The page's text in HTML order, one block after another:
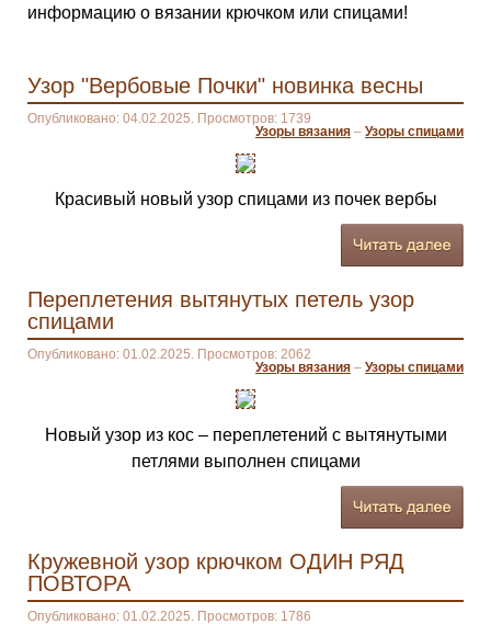
информацию о вязании крючком или спицами!
Узор "Вербовые Почки" новинка весны
Опубликовано: 04.02.2025. Просмотров: 1739
Узоры вязания – Узоры спицами
Красивый новый узор спицами из почек вербы
Переплетения вытянутых петель узор
спицами
Опубликовано: 01.02.2025. Просмотров: 2062
Узоры вязания – Узоры спицами
Новый узор из кос – переплетений с вытянутыми
петлями выполнен спицами
Кружевной узор крючком ОДИН РЯД
ПОВТОРА
Опубликовано: 01.02.2025. Просмотров: 1786